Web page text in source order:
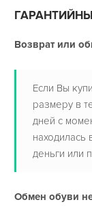
Возврат или
Если Вы
размеру в
дней с
деньги или
Обмен обуви